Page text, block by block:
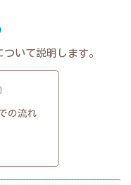
いて説明します。
の流れ